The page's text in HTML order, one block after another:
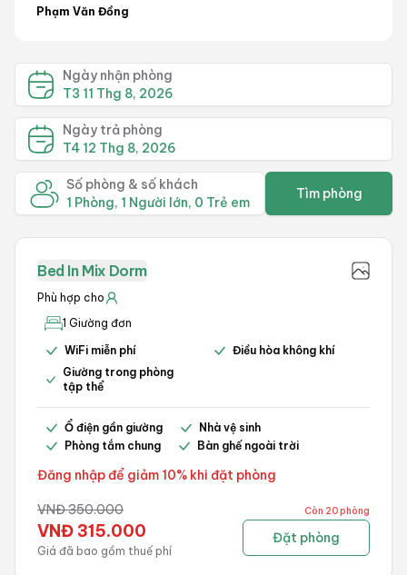
Phạm Văn Đồng
Ngày nhận phòng
T3 11 Thg 8, 2026
Ngày trả phòng
T4 12 Thg 8, 2026
Số phòng & số khách
1 Phòng, 1 Người lớn, 0 Trẻ em
Tìm phòng
Bed In Mix Dorm
Phù hợp cho
1 Giường đơn
WiFi miễn phí
Điều hòa không khí
Giường trong phòng
tập thể
Ổ điện gần giường
Nhà vệ sinh
Phòng tắm chung
Bàn ghế ngoài trời
Đăng nhập để giảm 10% khi đặt phòng
VNĐ350.000
VNĐ315.000
Giá đã bao gồm thuế phí
Còn 20 phòng
Đặt phòng